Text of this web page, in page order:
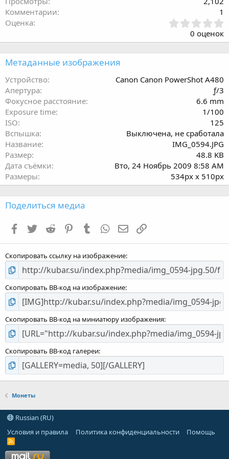
Комментарии
1
Оценка
.
0
0 оценок
Метаданные изображения
Устройство
Canon Canon PowerShot A480
Апертура
ƒ/3
Фокусное расстояние
6.6 mm
Exposure time
1/100
ISO
125
Вспышка
Выключена, не сработала
Название
IMG_0594.JPG
Размер
48.8 KB
Дата съёмки
Вто, 24 Ноябрь 2009 8:58 AM
Размеры
534px x 510px
Поделиться медиа
Facebook
TwitterReddit PinterestTumblrWhatsAppЭлектронная почта
Ссылка
Скопировать ссылку на изображение
Скопировать BB-код на изображение
Скопировать BB-код на миниатюру изображения
Скопировать BB-код галереи
Монеты
Russian (RU)
Условия и правила
Политика конфиденциальности Помощь
R
S